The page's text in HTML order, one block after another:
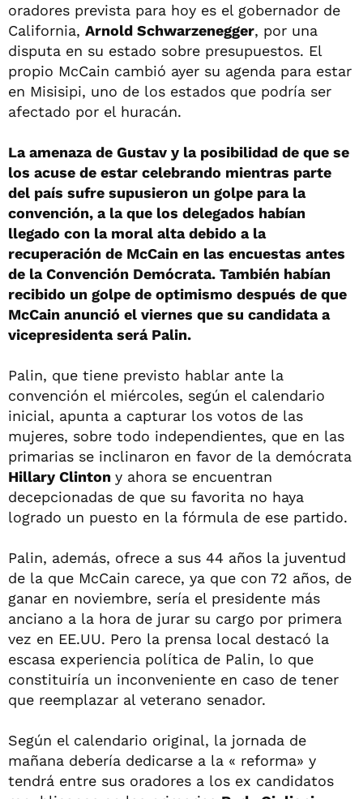
oradores prevista para hoy es el gobernador de
California, Arnold Schwarzenegger, por una
disputa en su estado sobre presupuestos. El
propio McCain cambió ayer su agenda para estar
en Misisipi, uno de los estados que podría ser
afectado por el huracán.
La amenaza de Gustav y la posibilidad de que se
los acuse de estar celebrando mientras parte
del país sufre supusieron un golpe para la
convención, a la que los delegados habían
llegado con la moral alta debido a la
recuperación de McCain en las encuestas antes
de la Convención Demócrata. También habían
recibido un golpe de optimismo después de que
McCain anunció el viernes que su candidata a
vicepresidenta será Palin.
Palin, que tiene previsto hablar ante la
convención el miércoles, según el calendario
inicial, apunta a capturar los votos de las
mujeres, sobre todo independientes, que en las
primarias se inclinaron en favor de la demócrata
Hillary Clinton y ahora se encuentran
decepcionadas de que su favorita no haya
logrado un puesto en la fórmula de ese partido.
Palin, además, ofrece a sus 44 años la juventud
de la que McCain carece, ya que con 72 años, de
ganar en noviembre, sería el presidente más
anciano a la hora de jurar su cargo por primera
vez en EE.UU. Pero la prensa local destacó la
escasa experiencia política de Palin, lo que
constituiría un inconveniente en caso de tener
que reemplazar al veterano senador.
Según el calendario original, la jornada de
mañana debería dedicarse a la « reforma» y
tendrá entre sus oradores a los ex candidatos